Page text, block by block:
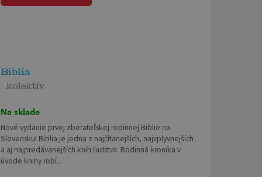
Biblia
. kolektív
Na sklade
Nové vydanie prvej zberateľskej rodinnej Biblie na
Slovensku! Biblia je jedna z najčítanejších, najvplyvnejších
a aj najpredávanejších kníh ľudstva. Rodinná kronika v
úvode knihy robí...